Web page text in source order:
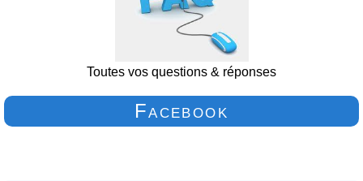
Toutes vos questions & réponses
Facebook